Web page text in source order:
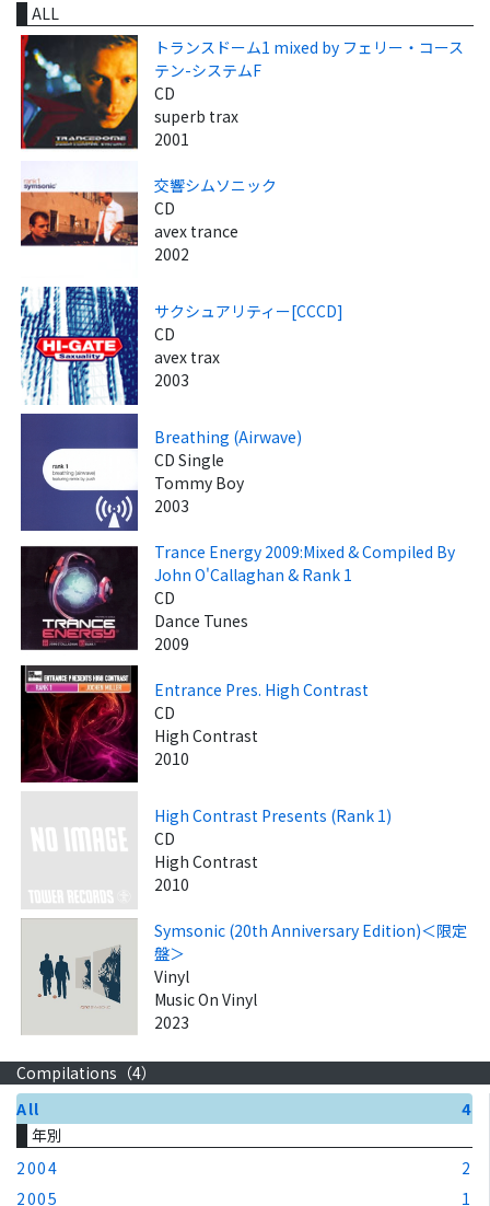
ALL
トランスドーム1 mixed by フェリー・コース
テン-システムF
CD
superb trax
2001
交響シムソニック
CD
avex trance
2002
サクシュアリティー[CCCD]
CD
avex trax
2003
Breathing (Airwave)
CD Single
Tommy Boy
2003
Trance Energy 2009:Mixed & Compiled By
John O'Callaghan & Rank 1
CD
Dance Tunes
2009
Entrance Pres. High Contrast
CD
High Contrast
2010
High Contrast Presents (Rank 1)
CD
High Contrast
2010
Symsonic (20th Anniversary Edition)＜限定
盤＞
Vinyl
Music On Vinyl
2023
Compilations（4）
All
4
年別
2004
2
2005
1